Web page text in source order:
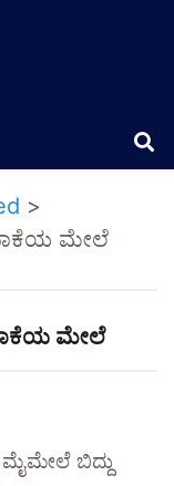
>
ಮೇಲೆ
ಮೇಲೆ
ಬಿದ್ದು